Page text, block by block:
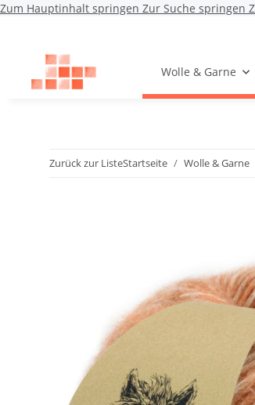
Zum Hauptinhalt springen Zur Suche springen
Wolle & Garne
Zurück zur ListeStartseite Wolle & Garne